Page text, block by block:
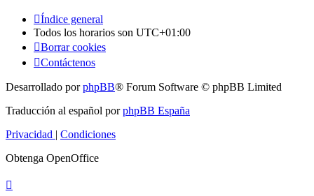
Índice general
Todos los horarios son UTC+01:00
Borrar cookies
Contáctenos
Desarrollado porphpBB® Forum Software © phpBB Limited
Traducción al español porphpBB España
Privacidad | Condiciones
Obtenga OpenOffice